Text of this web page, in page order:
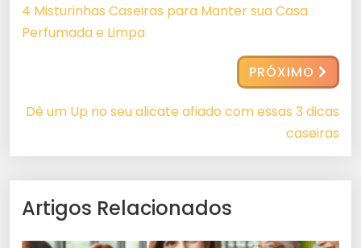
4 Misturinhas Caseiras para Manter sua Casa
Perfumada e Limpa
PRÓXIMO
Dê um Up no seu alicate afiado com essas 3 dicas
caseiras
Artigos Relacionados